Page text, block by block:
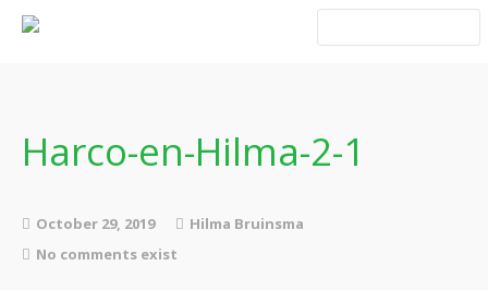
Boeken
Harco-en-Hilma-2-1
October 29, 2019
Hilma Bruinsma
No comments exist